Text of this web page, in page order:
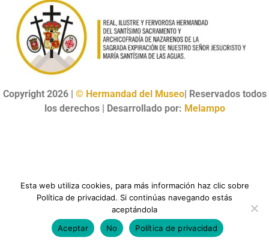
Copyright 2026 | © Hermandad del Museo| Reservados todos
los derechos | Desarrollado por: Melampo
Esta web utiliza cookies, para más información haz clic sobre
Política de privacidad. Si continúas navegando estás
aceptándola
Aceptar
No Política de privacidad